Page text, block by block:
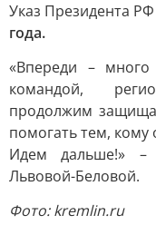
Указ Президента РФ
года.
«Впереди –
командой,
продолжим
помогать тем,
Идем дальше!» –
Львовой-Беловой.
Фото: kremlin.ru